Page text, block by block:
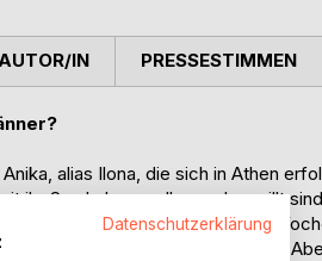
alias Ilona, die sich in Athen
ihr Sex haben wollen und gewillt
zu ihrer Annonce in einer
Ehefrau ausgibt, die sexuelle
IN PRESSESTIMMEN
Datenschutzerklärung